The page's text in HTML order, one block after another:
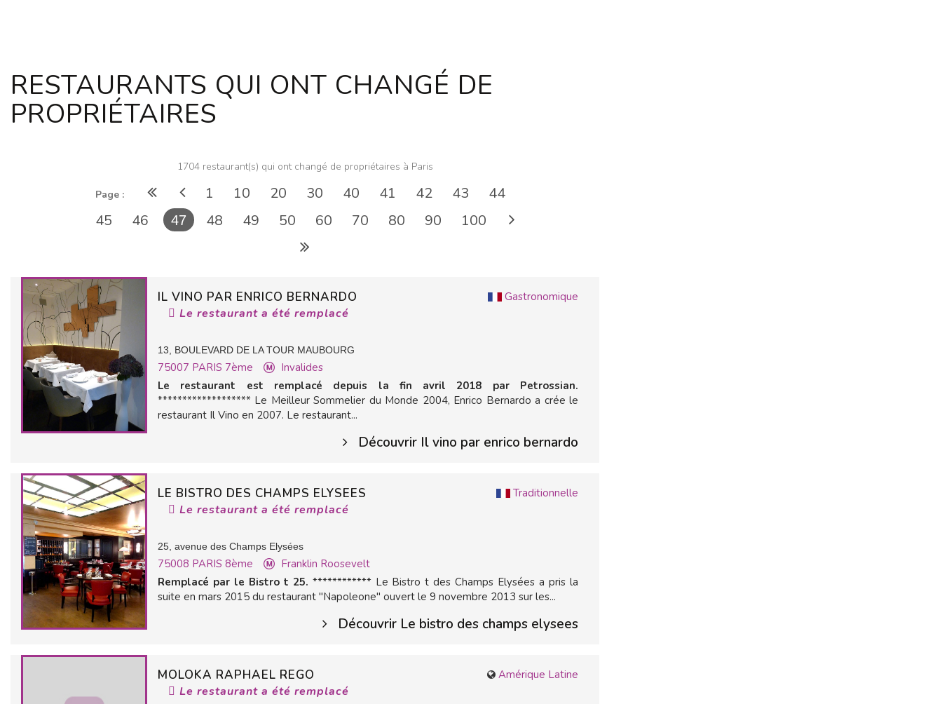
RESTAURANTS QUI ONT CHANGÉ DE
PROPRIÉTAIRES
1704 restaurant(s) qui ont changé de propriétaires à Paris
Page : 1 10 20 30 40 41 42 43
44
45
46 47 48 49 50 60 70 80 90 100
Gastronomique
IL VINO PAR ENRICO BERNARDO
Le restaurant a été remplacé
13, BOULEVARD DE LA TOUR MAUBOURG
75007 PARIS 7ème
Invalides
Le restaurant est remplacé depuis la fin avril 2018 par Petrossian.
******************* Le Meilleur Sommelier du Monde 2004, Enrico Bernardo a crée le
restaurant Il Vino en 2007. Le restaurant...
Découvrir Il vino par enrico bernardo
Traditionnelle
LE BISTRO DES CHAMPS ELYSEES
Le restaurant a été remplacé
25, avenue des Champs Elysées
75008 PARIS 8ème
Franklin Roosevelt
Remplacé par le Bistro t 25. ************ Le Bistro t des Champs Elysées a pris la
suite en mars 2015 du restaurant "Napoleone" ouvert le 9 novembre 2013 sur les...
Découvrir Le bistro des champs elysees
Amérique Latine
MOLOKA RAPHAEL REGO
Le restaurant a été remplacé